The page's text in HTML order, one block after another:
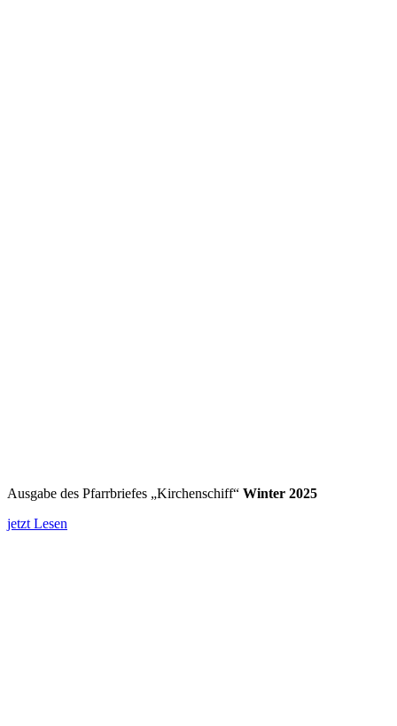
Ausgabe des Pfarrbriefes „Kirchenschiff“ Winter 2025
jetzt Lesen